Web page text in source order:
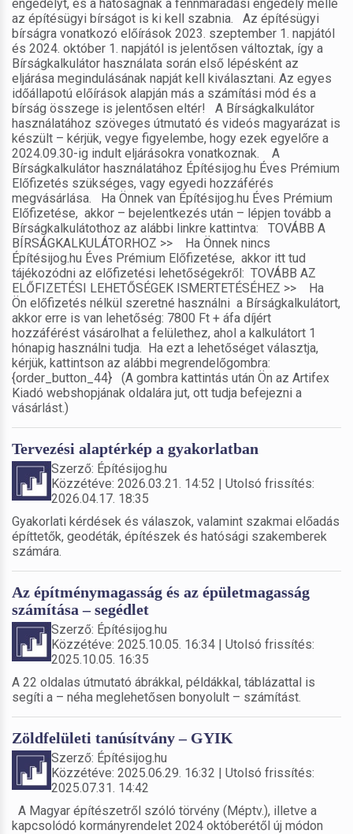
engedélyt, és a hatóságnak a fennmaradási engedély mellé
az építésügyi bírságot is ki kell szabnia. Az építésügyi
bírságra vonatkozó előírások 2023. szeptember 1. napjától
és 2024. október 1. napjától is jelentősen változtak, így a
Bírságkalkulátor használata során első lépésként az
eljárása megindulásának napját kell kiválasztani. Az egyes
időállapotú előírások alapján más a számítási mód és a
bírság összege is jelentősen eltér! A Bírságkalkulátor
használatához szöveges útmutató és videós magyarázat is
készült – kérjük, vegye figyelembe, hogy ezek egyelőre a
2024.09.30-ig indult eljárásokra vonatkoznak. A
Bírságkalkulátor használatához Építésijog.hu Éves Prémium
Előfizetés szükséges, vagy egyedi hozzáférés
megvásárlása. Ha Önnek van Építésijog.hu Éves Prémium
Előfizetése, akkor – bejelentkezés után – lépjen tovább a
Bírságkalkulátothoz az alábbi linkre kattintva: TOVÁBB A
BÍRSÁGKALKULÁTORHOZ >> Ha Önnek nincs
Építésijog.hu Éves Prémium Előfizetése, akkor itt tud
tájékozódni az előfizetési lehetőségekről: TOVÁBB AZ
ELŐFIZETÉSI LEHETŐSÉGEK ISMERTETÉSÉHEZ >> Ha
Ön előfizetés nélkül szeretné használni a Bírságkalkulátort,
akkor erre is van lehetőség: 7800 Ft + áfa díjért
hozzáférést vásárolhat a felülethez, ahol a kalkulátort 1
hónapig használni tudja. Ha ezt a lehetőséget választja,
kérjük, kattintson az alábbi megrendelőgombra:
{order_button_44} (A gombra kattintás után Ön az Artifex
Kiadó webshopjának oldalára jut, ott tudja befejezni a
vásárlást.)
Tervezési alaptérkép a gyakorlatban
Szerző: Építésijog.hu
Közzétéve: 2026.03.21. 14:52 | Utolsó frissítés:
2026.04.17. 18:35
Gyakorlati kérdések és válaszok, valamint szakmai előadás
építtetők, geodéták, építészek és hatósági szakemberek
számára.
Az építménymagasság és az épületmagasság
számítása – segédlet
Szerző: Építésijog.hu
Közzétéve: 2025.10.05. 16:34 | Utolsó frissítés:
2025.10.05. 16:35
A 22 oldalas útmutató ábrákkal, példákkal, táblázattal is
segíti a – néha meglehetősen bonyolult – számítást.
Zöldfelületi tanúsítvány – GYIK
Szerző: Építésijog.hu
Közzétéve: 2025.06.29. 16:32 | Utolsó frissítés:
2025.07.31. 14:42
A Magyar építészetről szóló törvény (Méptv.), illetve a
kapcsolódó kormányrendelet 2024 októberétől új módon